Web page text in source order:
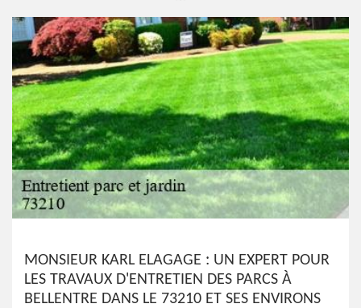
MONSIEUR KARL ELAGAGE : UN EXPERT POUR
LES TRAVAUX D'ENTRETIEN DES PARCS À
BELLENTRE DANS LE 73210 ET SES ENVIRONS